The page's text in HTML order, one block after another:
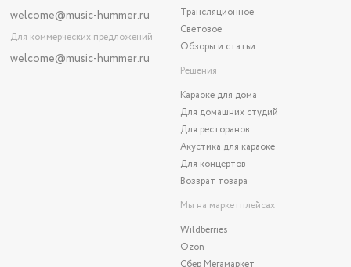
welcome@music-hummer.ru
Для коммерческих предложений
welcome@music-hummer.ru
Трансляционное
Световое
Обзоры и статьи
Решения
Караоке для дома
Для домашних студий
Для ресторанов
Акустика для караоке
Для концертов
Возврат товара
Мы на маркетплейсах
Wildberries
Ozon
Сбер Мегамаркет